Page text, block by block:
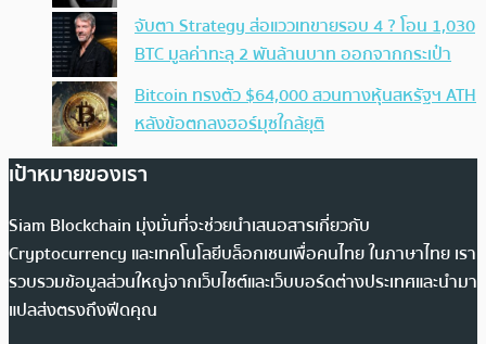
จับตา Strategy ส่อแววเทขายรอบ 4 ? โอน 1,030
BTC มูลค่าทะลุ 2 พันล้านบาท ออกจากกระเป๋า
Bitcoin ทรงตัว $64,000 สวนทางหุ้นสหรัฐฯ ATH
หลังข้อตกลงฮอร์มุซใกล้ยุติ
เป้าหมายของเรา
Siam Blockchain มุ่งมั่นที่จะช่วยนำเสนอสารเกี่ยวกับ
Cryptocurrency และเทคโนโลยีบล็อกเชนเพื่อคนไทย ในภาษาไทย เรา
รวบรวมข้อมูลส่วนใหญ่จากเว็บไซต์และเว็บบอร์ดต่างประเทศและนำมา
แปลส่งตรงถึงฟีดคุณ